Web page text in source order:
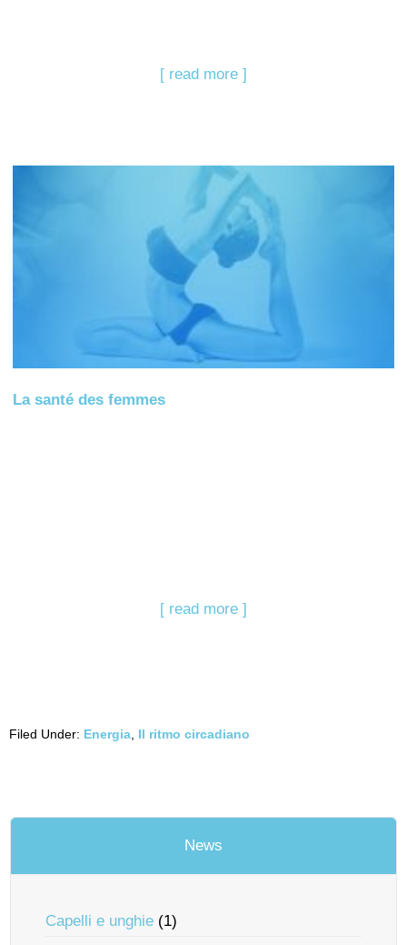
[ read more ]
La santé des femmes
[ read more ]
Filed Under: Energia Il ritmo circadiano
News
Capelli e unghie (1)